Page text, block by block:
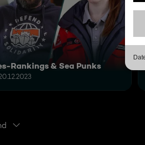
Rankings & Sea Punks